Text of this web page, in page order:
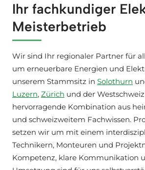
Ihr fachkundiger
Meisterbetrieb
Wir sind Ihr regionaler Partner für
um erneuerbare Energien und
unserem Stammsitz in Solothurn
Luzern, Zürich und der
hervorragende Kombination aus
und schweizweitem Fachwissen.
setzen wir um mit einem
Technikern, Monteuren und
Kompetenz, klare Kommunikation